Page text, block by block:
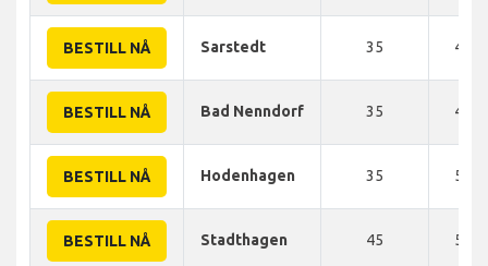
BESTILL NÅ Sarstedt 35 40
BESTILL NÅ Bad Nenndorf 35 40
BESTILL NÅ Hodenhagen 35 50
BESTILL NÅ Stadthagen 45 50